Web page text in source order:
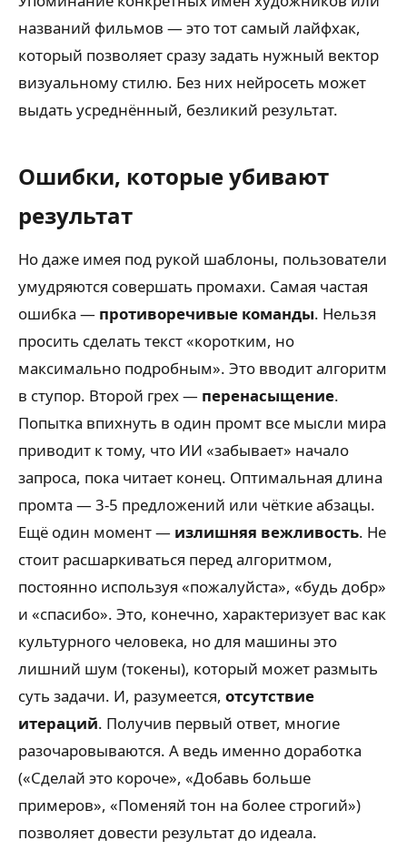
названий фильмов — это тот самый лайфхак,
который позволяет сразу задать нужный вектор
визуальному стилю. Без них нейросеть может
выдать усреднённый, безликий результат.
Ошибки, которые убивают
результат
Но даже имея под рукой шаблоны, пользователи
умудряются совершать промахи. Самая частая
ошибка — противоречивые команды. Нельзя
просить сделать текст «коротким, но
максимально подробным». Это вводит алгоритм
в ступор. Второй грех — перенасыщение.
Попытка впихнуть в один промт все мысли мира
приводит к тому, что ИИ «забывает» начало
запроса, пока читает конец. Оптимальная длина
промта — 3-5 предложений или чёткие абзацы.
Ещё один момент — излишняя вежливость. Не
стоит расшаркиваться перед алгоритмом,
постоянно используя «пожалуйста», «будь добр»
и «спасибо». Это, конечно, характеризует вас как
культурного человека, но для машины это
лишний шум (токены), который может размыть
суть задачи. И, разумеется, отсутствие
итераций. Получив первый ответ, многие
разочаровываются. А ведь именно доработка
(«Сделай это короче», «Добавь больше
примеров», «Поменяй тон на более строгий»)
позволяет довести результат до идеала.